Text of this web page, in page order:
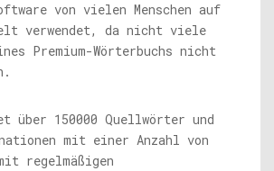
von vielen Menschen auf
verwendet, da nicht viele
Premium-Wörterbuchs nicht
über 150000 Quellwörter und
mit einer Anzahl von
regelmäßigen